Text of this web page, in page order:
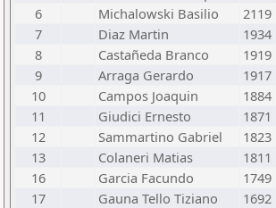
6
Michalowski Basilio 2119
7
Diaz Martin 1934
8
Castañeda Branco 1919
9
Arraga Gerardo 1917
10
Campos Joaquin 1884
11
Giudici Ernesto 1871
12
Sammartino Gabriel 1823
13
Colaneri Matias 1811
16
Garcia Facundo 1749
17
Gauna Tello Tiziano 1692